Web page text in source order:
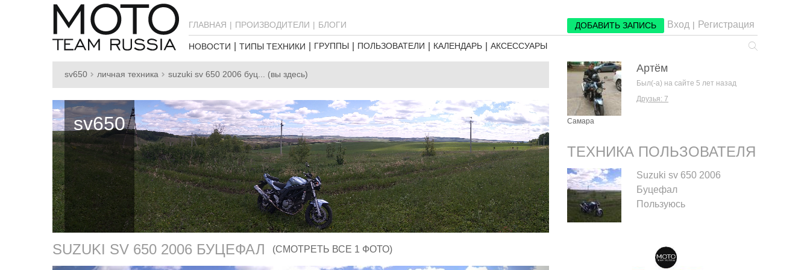
ГЛАВНАЯ ПРОИЗВОДИТЕЛИ БЛОГИ ДОБАВИТЬ ЗАПИСЬ Вход | Регистрация
НОВОСТИ ТИПЫ ТЕХНИКИ ГРУППЫ ПОЛЬЗОВАТЕЛИ КАЛЕНДАРЬ АКСЕССУАРЫ
sv650 личная техника suzuki sv 650 2006 буц... (вы здесь)
sv650
SUZUKI SV 650 2006 БУЦЕФАЛ (СМОТРЕТЬ ВСЕ 1 ФОТО)
Самара
Артём
Был(-а) на сайте 5 лет назад
Друзья: 7
ТЕХНИКА ПОЛЬЗОВАТЕЛЯ
Suzuki sv 650 2006
Буцефал
Пользуюсь